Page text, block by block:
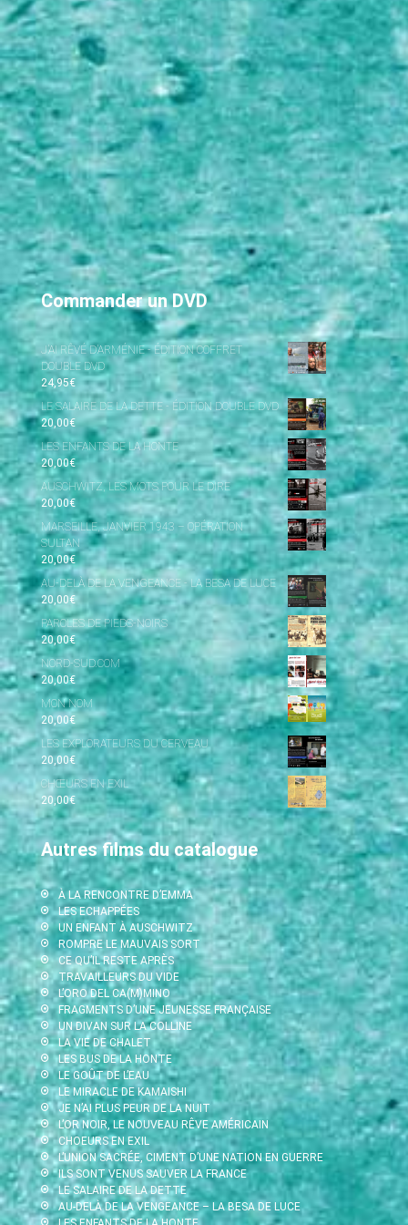
Commander un DVD
J’AI RÊVÉ D’ARMÉNIE - ÉDITION COFFRET
DOUBLE DVD
24,95€
LE SALAIRE DE LA DETTE - ÉDITION DOUBLE DVD
20,00€
LES ENFANTS DE LA HONTE
20,00€
AUSCHWITZ, LES MOTS POUR LE DIRE
20,00€
MARSEILLE, JANVIER 1943 – OPÉRATION
SULTAN
20,00€
AU-DELÀ DE LA VENGEANCE - LA BESA DE LUCE
20,00€
PAROLES DE PIEDS-NOIRS
20,00€
NORD-SUD.COM
20,00€
MON NOM
20,00€
LES EXPLORATEURS DU CERVEAU
20,00€
CHŒURS EN EXIL
20,00€
Autres films du catalogue
À LA RENCONTRE D’EMMA
LES ECHAPPÉES
UN ENFANT À AUSCHWITZ
ROMPRE LE MAUVAIS SORT
CE QU’IL RESTE APRÈS
TRAVAILLEURS DU VIDE
L’ORO DEL CA(M)MINO
FRAGMENTS D’UNE JEUNESSE FRANÇAISE
UN DIVAN SUR LA COLLINE
LA VIE DE CHALET
LES BUS DE LA HONTE
LE GOÛT DE L’EAU
LE MIRACLE DE KAMAISHI
JE N’AI PLUS PEUR DE LA NUIT
L’OR NOIR, LE NOUVEAU RÊVE AMÉRICAIN
CHOEURS EN EXIL
L’UNION SACRÉE, CIMENT D’UNE NATION EN GUERRE
ILS SONT VENUS SAUVER LA FRANCE
LE SALAIRE DE LA DETTE
AU-DELÀ DE LA VENGEANCE – LA BESA DE LUCE